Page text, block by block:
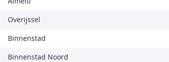
Overijssel
Binnenstad
Binnenstad Noord